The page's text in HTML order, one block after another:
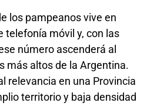
los pampeanos vive en
telefonía móvil y, con las
número ascenderá al
más altos de la Argentina.
relevancia en una Provincia
territorio y baja densidad